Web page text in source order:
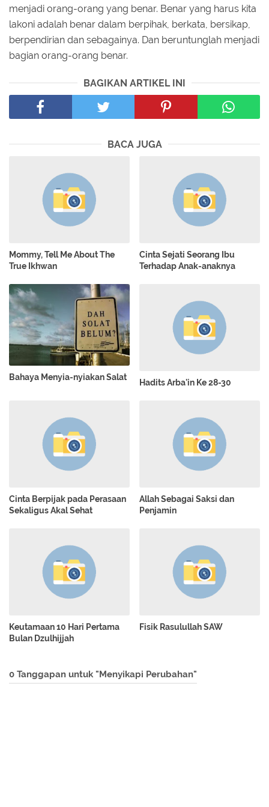
menjadi orang-orang yang benar. Benar yang harus kita
lakoni adalah benar dalam berpihak, berkata, bersikap,
berpendirian dan sebagainya. Dan beruntunglah menjadi
bagian orang-orang benar.
BAGIKAN ARTIKEL INI
BACA JUGA
Mommy, Tell Me About The
True Ikhwan
Cinta Sejati Seorang Ibu
Terhadap Anak-anaknya
Bahaya Menyia-nyiakan Salat
Hadits Arba'in Ke 28-30
Cinta Berpijak pada Perasaan
Sekaligus Akal Sehat
Allah Sebagai Saksi dan
Penjamin
Keutamaan 10 Hari Pertama
Bulan Dzulhijjah
Fisik Rasulullah SAW
0 Tanggapan untuk "Menyikapi Perubahan"